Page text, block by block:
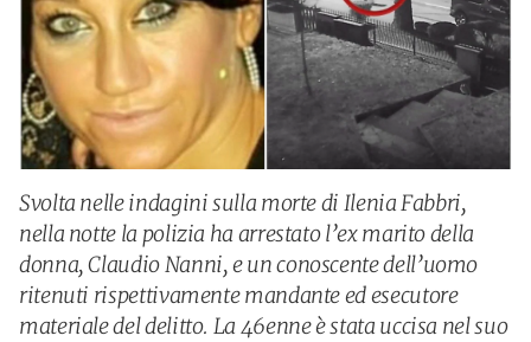
Svolta nelle indagini sulla morte di Ilenia Fabbri,
nella notte la polizia ha arrestato l’ex marito della
donna, Claudio Nanni, e un conoscente dell’uomo
ritenuti rispettivamente mandante ed esecutore
materiale del delitto. La 46enne è stata uccisa nel suo